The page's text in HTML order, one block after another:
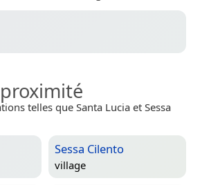
telles que Santa Lucia et Sessa
Sessa Cilento
village